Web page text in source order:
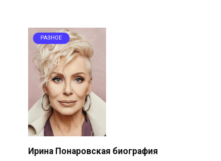
РАЗНОЕ
Ирина Понаровская биография